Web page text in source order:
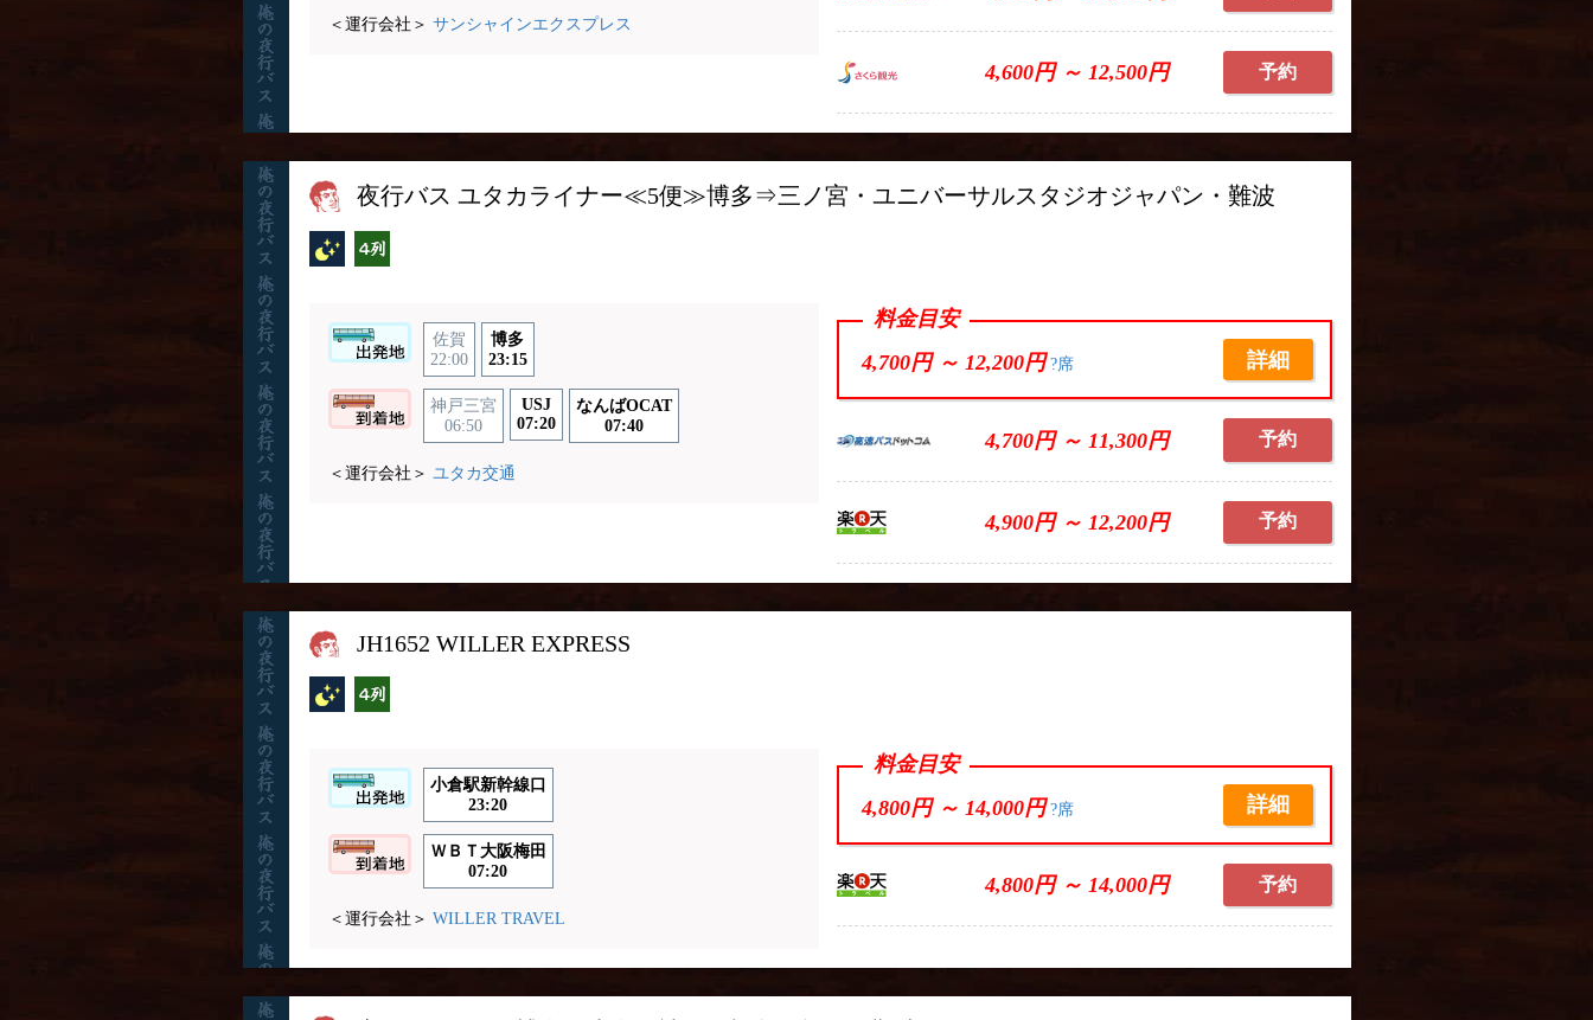
＜運行会社＞ サンシャインエクスプレス
4,600円 ～ 12,500円 予約
夜行バス ユタカライナー≪5便≫博多⇒三ノ宮・ユニバーサルスタジオジャパン・難波
夜行バス
佐賀
22:00
博多
23:15
神戸三宮
06:50
USJ
07:20
なんばOCAT
07:40
＜運行会社＞ ユタカ交通
料金目安
4,700円 ～ 12,200円?席 詳細
4,700円 ～ 11,300円 予約
4,900円 ～ 12,200円 予約
JH1652 WILLER EXPRESS
夜行バス
小倉駅新幹線口
23:20
ＷＢＴ大阪梅田
07:20
＜運行会社＞ WILLER TRAVEL
料金目安
4,800円 ～ 14,000円?席 詳細
4,800円 ～ 14,000円 予約